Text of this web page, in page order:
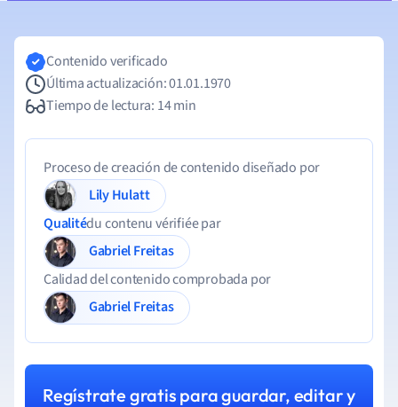
Contenido verificado
Última actualización: 01.01.1970
Tiempo de lectura: 14 min
Proceso de creación de contenido diseñado por
Lily Hulatt
Qualitédu contenu vérifiée par
Gabriel Freitas
Calidad del contenido comprobada por
Gabriel Freitas
Regístrate gratis para guardar, editar y